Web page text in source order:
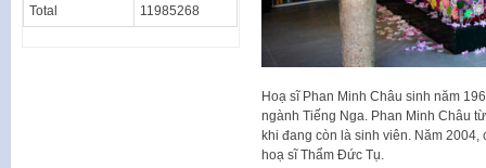
Hoạ sĩ Phan Minh Châu sinh năm
ngành Tiếng Nga. Phan Minh Châu
khi đang còn là sinh viên. Năm
hoạ sĩ Thẩm Đức Tụ.
Total 11985268